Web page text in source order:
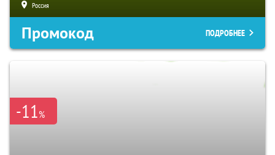
Россия
Промокод ПОДРОБНЕЕ
-11%